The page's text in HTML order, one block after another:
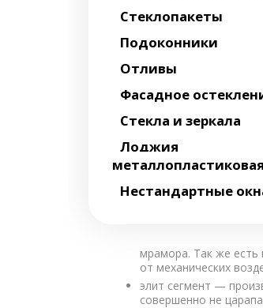
Стеклопакеты
Подоконники
Отливы
Фасадное
Стекла и зеркала
Лоджия
металлопластиковая
Нестандартные
мрамора. Так же
от механических
элит сегмент —
совершенно не